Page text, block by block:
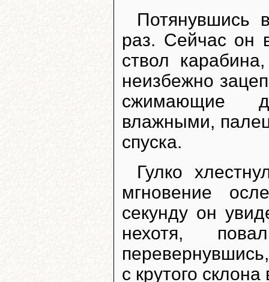
Потянувшись
раз. Сейчас он
ствол
неизбежно
сжимающие
влажными,
спуска.
Гулко
мгновение
секунду он
нехотя,
с крутого склона